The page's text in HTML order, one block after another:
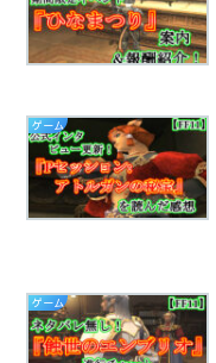
ゲーム
ゲーム